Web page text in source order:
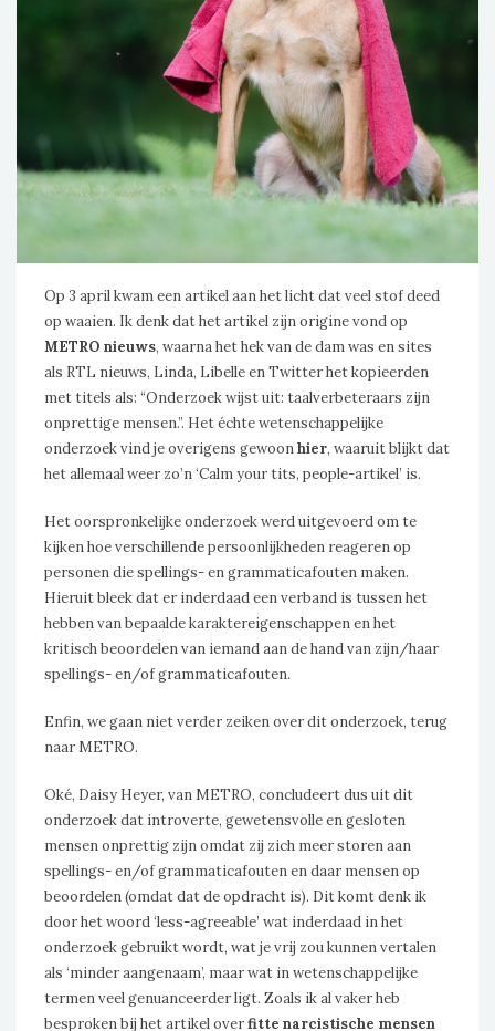
Op 3 april kwam een artikel aan het licht dat veel stof deed
op waaien. Ik denk dat het artikel zijn origine vond op
METRO nieuws, waarna het hek van de dam was en sites
als RTL nieuws, Linda, Libelle en Twitter het kopieerden
met titels als: “Onderzoek wijst uit: taalverbeteraars zijn
onprettige mensen.”. Het échte wetenschappelijke
onderzoek vind je overigens gewoonhier, waaruit blijkt dat
het allemaal weer zo’n ‘Calm your tits, people-artikel’ is.
Het oorspronkelijke onderzoek werd uitgevoerd om te
kijken hoe verschillende persoonlijkheden reageren op
personen die spellings- en grammaticafouten maken.
Hieruit bleek dat er inderdaad een verband is tussen het
hebben van bepaalde karaktereigenschappen en het
kritisch beoordelen van iemand aan de hand van zijn/haar
spellings- en/of grammaticafouten.
Enfin, we gaan niet verder zeiken over dit onderzoek, terug
naar METRO.
Oké, Daisy Heyer, van METRO, concludeert dus uit dit
onderzoek dat introverte, gewetensvolle en gesloten
mensen onprettig zijn omdat zij zich meer storen aan
spellings- en/of grammaticafouten en daar mensen op
beoordelen (omdat dat de opdracht is). Dit komt denk ik
door het woord ‘less-agreeable’ wat inderdaad in het
onderzoek gebruikt wordt, wat je vrij zou kunnen vertalen
als ‘minder aangenaam’, maar wat in wetenschappelijke
termen veel genuanceerder ligt. Zoals ik al vaker heb
besproken bij het artikel overfitte narcistische mensen